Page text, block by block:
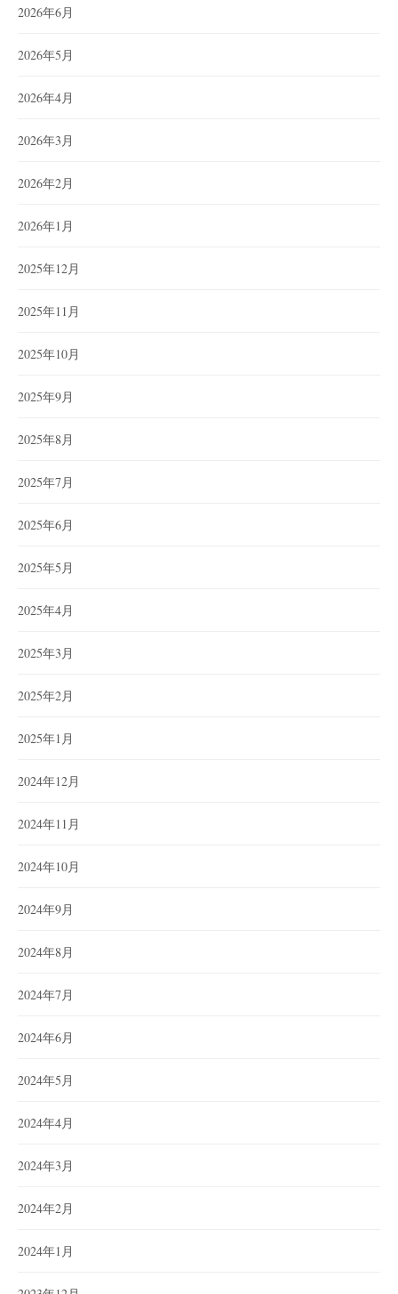
2026年6月
2026年5月
2026年4月
2026年3月
2026年2月
2026年1月
2025年12月
2025年11月
2025年10月
2025年9月
2025年8月
2025年7月
2025年6月
2025年5月
2025年4月
2025年3月
2025年2月
2025年1月
2024年12月
2024年11月
2024年10月
2024年9月
2024年8月
2024年7月
2024年6月
2024年5月
2024年4月
2024年3月
2024年2月
2024年1月